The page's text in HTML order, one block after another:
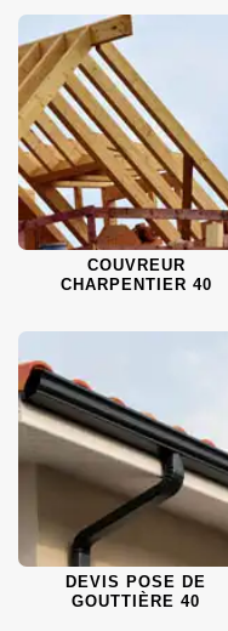
COUVREUR
CHARPENTIER 40
DEVIS POSE DE
GOUTTIÈRE 40